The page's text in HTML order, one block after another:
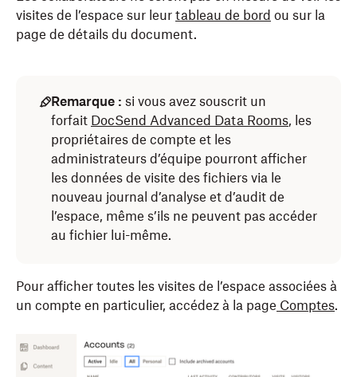
visites de l’espace sur leur tableau de bord ou sur la
page de détails du document.
Remarque : si vous avez souscrit un
forfait DocSend Advanced Data Rooms, les
propriétaires de compte et les
administrateurs d’équipe pourront afficher
les données de visite des fichiers via le
nouveau journal d’analyse et d’audit de
l’espace, même s’ils ne peuvent pas accéder
au fichier lui-même.
Pour afficher toutes les visites de l’espace associées à
un compte en particulier, accédez à la page Comptes.